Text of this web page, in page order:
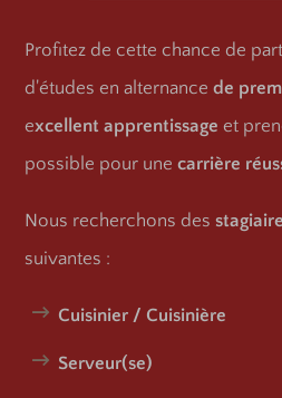
Profitez de cette chance de
d'études en alternance de
excellent apprentissage et
possible pour une carrière
Nous recherchons des
suivantes :
Cuisinier / Cuisinière
Serveur(se)